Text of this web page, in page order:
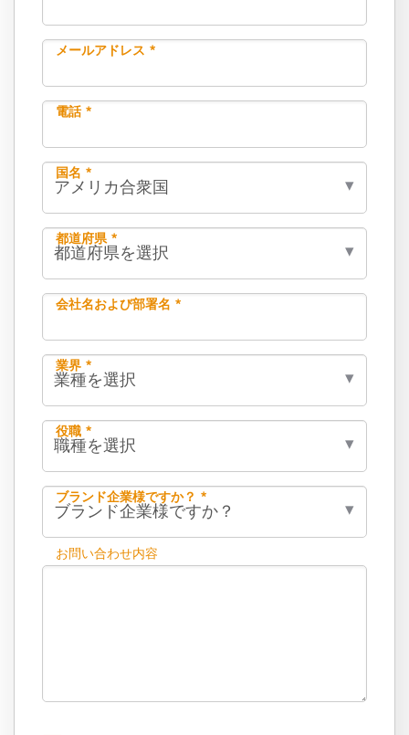
メールアドレス *
電話 *
国名 *
都道府県 *
会社名および部署名 *
業界 *
役職 *
ブランド企業様ですか？ *
お問い合わせ内容